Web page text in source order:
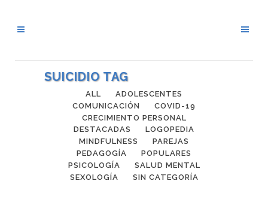
SUICIDIO TAG
ALL
ADOLESCENTES
COMUNICACIÓN
COVID-19
CRECIMIENTO PERSONAL
DESTACADAS
LOGOPEDIA
MINDFULNESS
PAREJAS
PEDAGOGÍA
POPULARES
PSICOLOGÍA
SALUD MENTAL
SEXOLOGÍA
SIN CATEGORÍA